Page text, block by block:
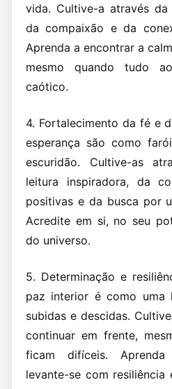
vida. Cultive-a através
da compaixão e da
Aprenda a encontrar a
mesmo quando tudo
caótico.
4. Fortalecimento da fé e
esperança são como
escuridão. Cultive-as
leitura inspiradora, da
positivas e da busca por
Acredite em si, no seu
do universo.
5. Determinação e
paz interior é como uma
subidas e descidas.
continuar em frente,
ficam difíceis.
levante-se com